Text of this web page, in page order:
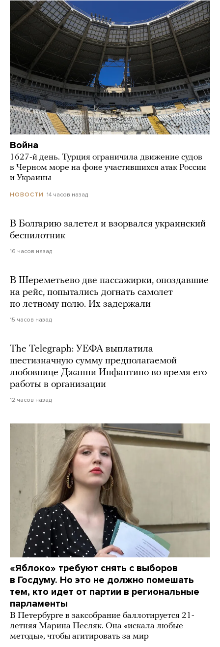
Война
1627-й день. Турция ограничила движение судов
в Черном море на фоне участившихся атак России
и Украины
НОВОСТИ 14 часов назад
В Болгарию залетел и взорвался украинский
беспилотник
16 часов назад
В Шереметьево две пассажирки, опоздавшие
на рейс, попытались догнать самолет
по летному полю. Их задержали
15 часов назад
The Telegraph: УЕФА выплатила
шестизначную сумму предполагаемой
любовнице Джанни Инфантино во время его
работы в организации
12 часов назад
«Яблоко» требуют снять с выборов
в Госдуму. Но это не должно помешать
тем, кто идет от партии в региональные
парламенты
В Петербурге в заксобрание баллотируется 21-
летняя Марина Песляк. Она «искала любые
методы», чтобы агитировать за мир